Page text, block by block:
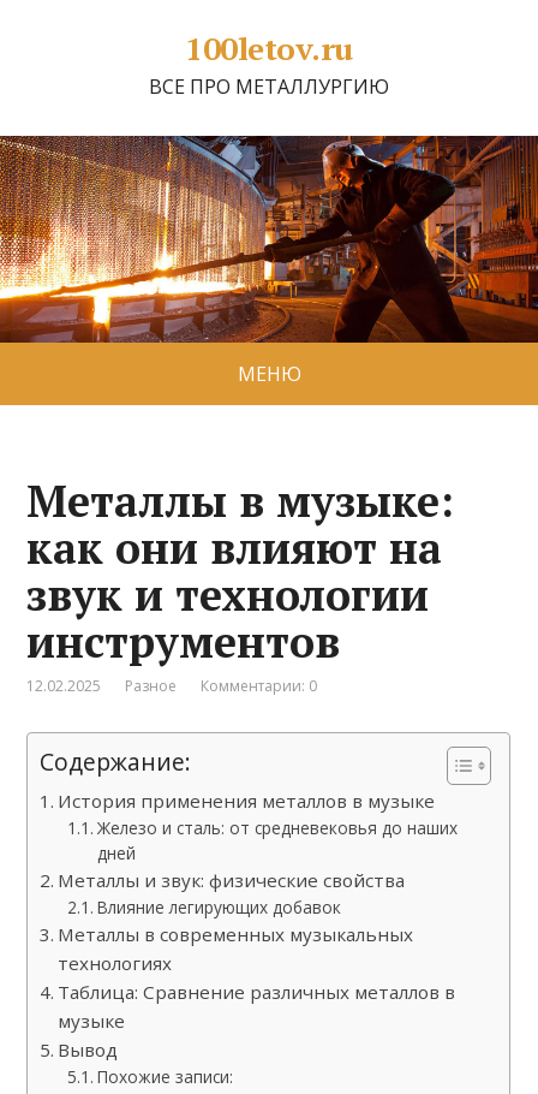
100letov.ru
ВСЕ ПРО МЕТАЛЛУРГИЮ
МЕНЮ
Металлы в музыке:
как они влияют на
звук и технологии
инструментов
12.02.2025 Разное Комментарии: 0
Содержание:
История применения металлов в музыке
Железо и сталь: от средневековья до наших
дней
Металлы и звук: физические свойства
Влияние легирующих добавок
Металлы в современных музыкальных
технологиях
Таблица: Сравнение различных металлов в
музыке
Вывод
Похожие записи: